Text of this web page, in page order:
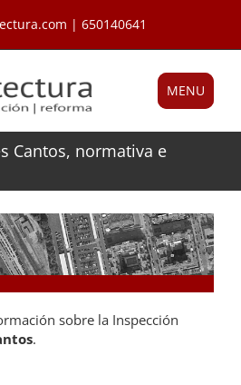
| 650140641
MENU
Cantos, normativa e
sobre la Inspección
.